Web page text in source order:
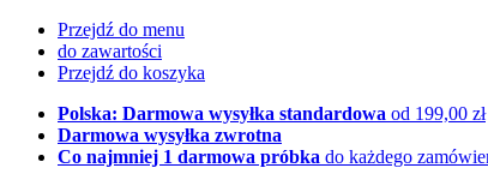
Przejdź do menu
do zawartości
Przejdź do koszyka
Polska: Darmowa wysyłka standardowa od 199,00 zł
Darmowa wysyłka zwrotna
Co najmniej 1 darmowa próbka do każdego